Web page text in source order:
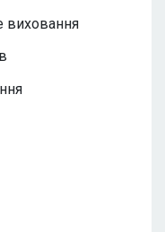
виховання